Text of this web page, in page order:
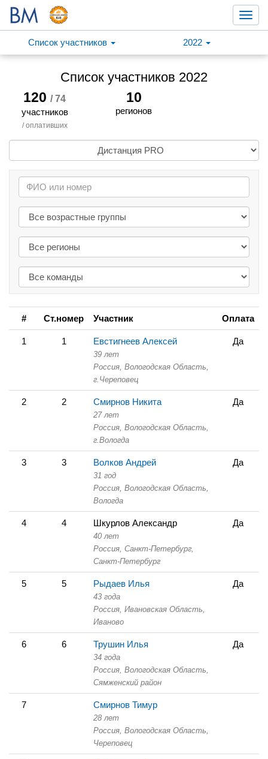
Список участников
2022
Список участников 2022
120/ 74
участников
/ оплативших
10
регионов
# Ст.номер Участник Оплата
1 1 Евстигнеев Алексей
39 лет
Россия, Вологодская Область,
г.Череповец
Да
2 2 Смирнов Никита
27 лет
Россия, Вологодская Область,
г.Вологда
Да
3 3 Волков Андрей
31 год
Россия, Вологодская Область,
Вологда
Да
4 4 Шкурлов Александр
40 лет
Россия, Санкт-Петербург,
Санкт-Петербург
Да
5 5 Рыдаев Илья
43 года
Россия, Ивановская Область,
Иваново
Да
6 6 Трушин Илья
34 года
Россия, Вологодская Область,
Сямженский район
Да
7 Смирнов Тимур
28 лет
Россия, Вологодская Область,
Череповец